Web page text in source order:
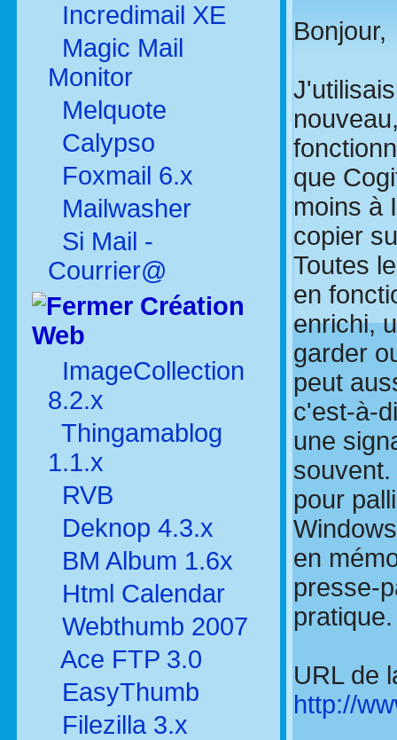
Incredimail XE
Magic Mail
Monitor
Melquote
Calypso
Foxmail 6.x
Mailwasher
Si Mail -
Courrier@
Création
Web
ImageCollection
8.2.x
Thingamablog
1.1.x
RVB
Deknop 4.3.x
BM Album 1.6x
Html Calendar
Webthumb 2007
Ace FTP 3.0
EasyThumb
Filezilla 3.x
Bonjour,
que
moins à
copier
Toutes
en
enrichi,
garder
peut
c'est-à-
une
pour
en
presse-
pratique.
URL de
http://